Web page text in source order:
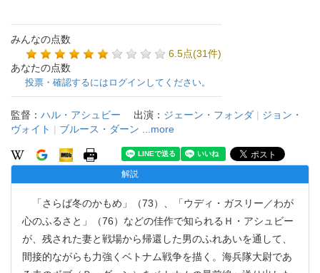
みんなの点数
6.5点(31件)
あなたの点数
投票・確認するにはログインしてください。
監督： ハル・アシュビー 出演： ジェーン・フォンダ | ジョン・
ヴォイト | ブルース・ダーン ...more
解説
「さらば冬のかもめ」（73）、「ウディ・ガスリー／わが
心のふるさと」（76）などの佳作で知られるＨ・アシュビー
が、残された妻と戦場から帰還した男のふれあいを通して、
間接的ながらも力強くベトナム戦争を描く。海兵隊大尉であ